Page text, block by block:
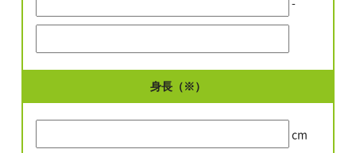
身長（※）
cm